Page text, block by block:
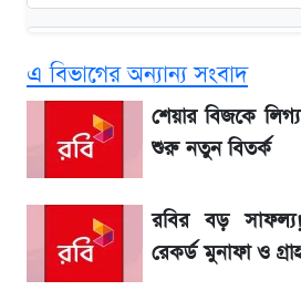
Redmi K80 নিয়ে আপডেট
বাংলাদেশ নিয়ে যা বললেন
সাকিবের বাড়িতে হামলা
ঘোষ
এ বিভাগের অন্যান্য সংবাদ
শেয়ার বিজকে
শুরু নতুন বিতর্ক
রবির বড়
রেকর্ড মুনাফা ও